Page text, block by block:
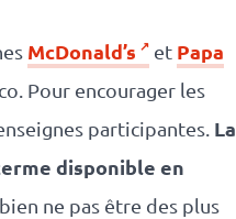
McDonald’s et Papa
Pour encourager les
participantes. La
disponible en
ne pas être des plus